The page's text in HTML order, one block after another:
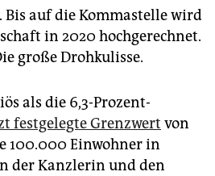
auf die Kommastelle wird
in 2020 hochgerechnet.
große Drohkulisse.
als die 6,3-Prozent-
festgelegte Grenzwert von
100.000 Einwohner in
der Kanzlerin und den